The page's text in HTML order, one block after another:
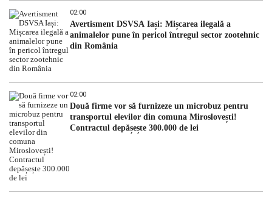
02:00
Avertisment DSVSA Iași: Mișcarea ilegală a
animalelor pune în pericol întregul sector zootehnic
din România
02:00
Două firme vor să furnizeze un microbuz pentru
transportul elevilor din comuna Miroslovești!
Contractul depășește 300.000 de lei